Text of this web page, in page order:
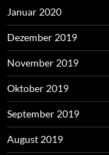
Januar 2020
Dezember 2019
November 2019
Oktober 2019
September 2019
August 2019